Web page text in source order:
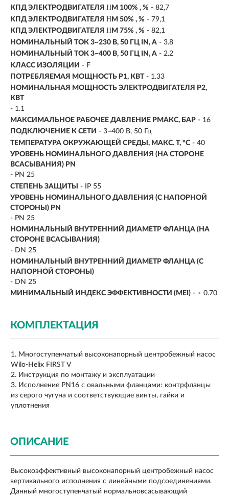
КПД ЭЛЕКТРОДВИГАТЕЛЯ ΗM 100% , % - 82,7
КПД ЭЛЕКТРОДВИГАТЕЛЯ ΗM 50% , % - 79,1
КПД ЭЛЕКТРОДВИГАТЕЛЯ ΗM 75% , % - 82,1
НОМИНАЛЬНЫЙ ТОК 3~230 В, 50 ГЦ IN, А - 3.8
НОМИНАЛЬНЫЙ ТОК 3~400 В, 50 ГЦ IN, А - 2.2
КЛАСС ИЗОЛЯЦИИ - F
ПОТРЕБЛЯЕМАЯ МОЩНОСТЬ P1, КВТ - 1.33
НОМИНАЛЬНАЯ МОЩНОСТЬ ЭЛЕКТРОДВИГАТЕЛЯ P2,
КВТ
- 1.1
МАКСИМАЛЬНОЕ РАБОЧЕЕ ДАВЛЕНИЕ PМАКС, БАР - 16
ПОДКЛЮЧЕНИЕ К СЕТИ - 3~400 В, 50 Гц
ТЕМПЕРАТУРА ОКРУЖАЮЩЕЙ СРЕДЫ, МАКС. T, °C - 40
УРОВЕНЬ НОМИНАЛЬНОГО ДАВЛЕНИЯ (НА СТОРОНЕ
ВСАСЫВАНИЯ) PN
- PN 25
СТЕПЕНЬ ЗАЩИТЫ
- IP 55
УРОВЕНЬ НОМИНАЛЬНОГО ДАВЛЕНИЯ (С НАПОРНОЙ
СТОРОНЫ) PN
- PN 25
НОМИНАЛЬНЫЙ ВНУТРЕННИЙ ДИАМЕТР ФЛАНЦА (НА
СТОРОНЕ ВСАСЫВАНИЯ)
- DN 25
НОМИНАЛЬНЫЙ ВНУТРЕННИЙ ДИАМЕТР ФЛАНЦА (С
НАПОРНОЙ СТОРОНЫ)
- DN 25
МИНИМАЛЬНЫЙ ИНДЕКС ЭФФЕКТИВНОСТИ (MEI) - ≥ 0.70
КОМПЛЕКТАЦИЯ
Многоступенчатый высоконапорный центробежный насос
Wilo-Helix FIRST V
Инструкция по монтажу и эксплуатации
Исполнение PN16 с овальными фланцами: контрфланцы
из серого чугуна и соответствующие винты, гайки и
уплотнения
ОПИСАНИЕ
Высокоэффективный высоконапорный центробежный насос
вертикального исполнения с линейными подсоединениями.
Данный многоступенчатый нормальновсасывающий